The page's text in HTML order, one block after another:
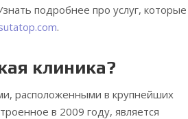
подробнее про услуг, которые
.
клиника?
расположенными в крупнейших
в 2009 году, является